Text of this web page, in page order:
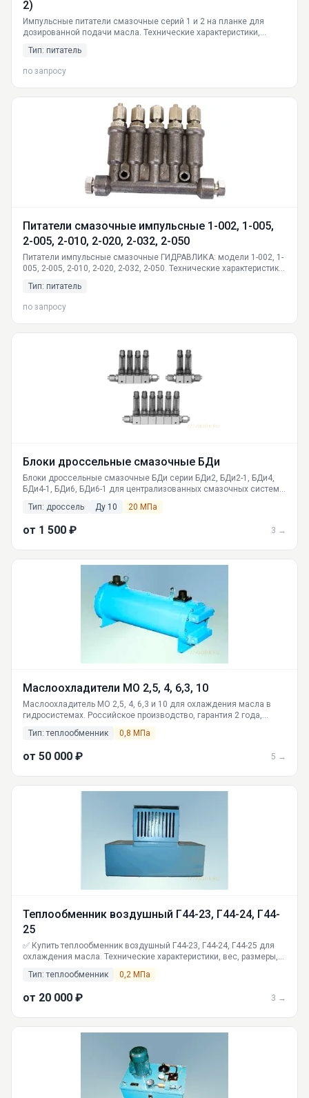
2)
Импульсные питатели смазочные серий 1 и 2 на планке для
дозированной подачи масла. Технические характеристики,
по России из Екатеринбурга.
Тип: питатель
по запросу
Питатели смазочные импульсные 1-002, 1-005,
2-005, 2-010, 2-020, 2-032, 2-050
Питатели импульсные смазочные ГИДРАВЛИКА: модели 1-002, 1-
005, 2-005, 2-010, 2-020, 2-032, 2-050. Технические характеристики,
Российское производство.
Тип: питатель
по запросу
Блоки дроссельные смазочные БДи
Блоки дроссельные смазочные БДи серии БДи2, БДи2-1, БДи4,
БДи4-1, БДи6, БДи6-1 для централизованных смазочных систем.
масел. Доставка по Москве, СПб, Новосибирску, Екатеринбургу.
Тип: дроссель Ду 10 20 МПа
от 1 500 ₽ 3 →
Маслоохладители МО 2,5, 4, 6,3, 10
Маслоохладитель МО 2,5, 4, 6,3 и 10 для охлаждения масла в
гидросистемах. Российское производство, гарантия 2 года,
Технические характеристики, размеры, фото и отзывы.
Тип: теплообменник 0,8 МПа
от 50 000 ₽ 5 →
Теплообменник воздушный Г44-23, Г44-24, Г44-
25
✅ Купить теплообменник воздушный Г44-23, Г44-24, Г44-25 для
охлаждения масла. Технические характеристики, вес, размеры,
Москву, СПб, Новосибирск, Екатеринбург.
Тип: теплообменник 0,2 МПа
от 20 000 ₽ 3 →